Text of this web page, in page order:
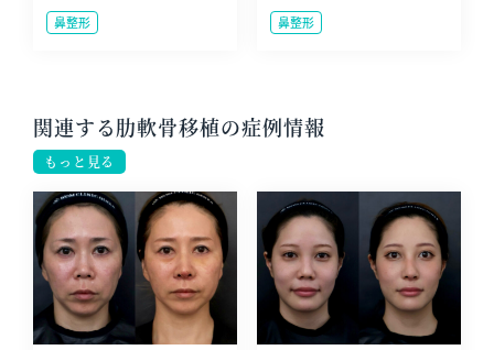
鼻整形 鼻整形
関連する肋軟骨移植の症例情報
もっと見る